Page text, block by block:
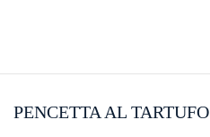
PENCETTA AL TARTUFO
Tartufo”